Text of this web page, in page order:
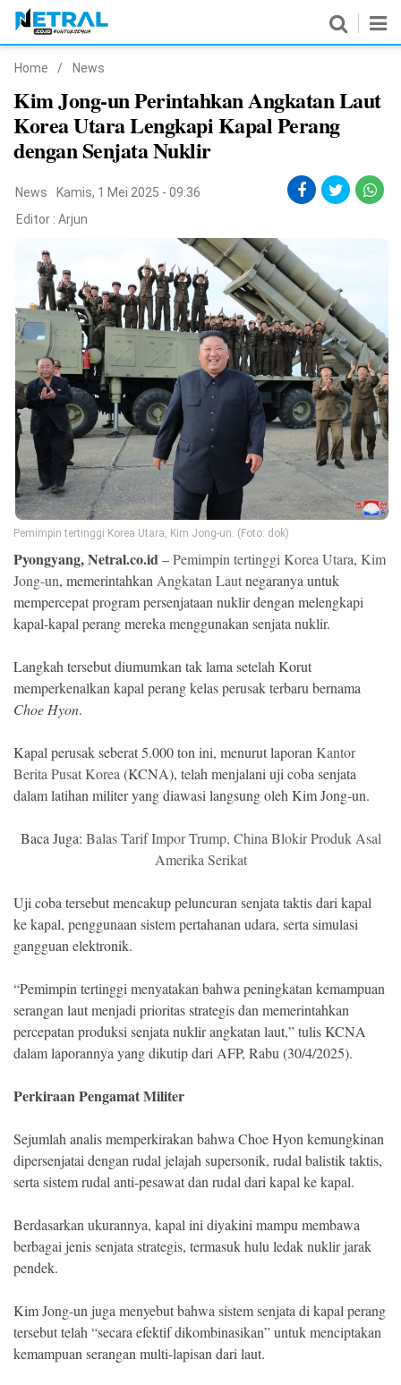
Nasional
Pemerintahan
Pendidikan
Peristiwa
Olahraga
Ekonomi
Memori
©
Copyright
2026
NETRAL
Right
Reserved
Home / News
Kim Jong-un Perintahkan Angkatan Laut
Korea Utara Lengkapi Kapal Perang
dengan Senjata Nuklir
News
Kamis, 1 Mei 2025 - 09:36
Editor : Arjun
Pemimpin tertinggi Korea Utara, Kim Jong-un. (Foto: dok)
Pyongyang, Netral.co.id–Pemimpin tertinggi Korea Utara, Kim
Jong-un, memerintahkanAngkatan Lautnegaranya untuk
mempercepat program persenjataan nuklir dengan melengkapi
kapal-kapal perang mereka menggunakan senjata nuklir.
Langkah tersebut diumumkan tak lama setelah Korut
memperkenalkan kapal perang kelas perusak terbaru bernama
Choe Hyon.
Kapal perusak seberat 5.000 ton ini, menurut laporanKantor
Berita Pusat Korea(KCNA), telah menjalani uji coba senjata
dalam latihan militer yang diawasi langsung oleh Kim Jong-un.
Baca Juga: Balas Tarif Impor Trump, China Blokir Produk Asal
Amerika Serikat
Uji coba tersebut mencakup peluncuran senjata taktis dari kapal
ke kapal, penggunaan sistem pertahanan udara, serta simulasi
gangguan elektronik.
“Pemimpin tertinggi menyatakan bahwa peningkatan kemampuan
serangan laut menjadi prioritas strategis dan memerintahkan
percepatan produksi senjata nuklir angkatan laut,” tulis KCNA
dalam laporannya yang dikutip dari AFP, Rabu (30/4/2025).
Perkiraan Pengamat Militer
Sejumlah analis memperkirakan bahwa Choe Hyon kemungkinan
dipersenjatai dengan rudal jelajah supersonik, rudal balistik taktis,
serta sistem rudal anti-pesawat dan rudal dari kapal ke kapal.
Berdasarkan ukurannya, kapal ini diyakini mampu membawa
berbagai jenis senjata strategis, termasuk hulu ledak nuklir jarak
pendek.
Kim Jong-un juga menyebut bahwa sistem senjata di kapal perang
tersebut telah “secara efektif dikombinasikan” untuk menciptakan
kemampuan serangan multi-lapisan dari laut.